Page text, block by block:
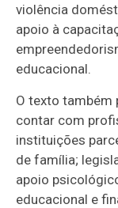
violência
apoio à
educacional.
O texto também
contar com
instituições
de família;
apoio
educacional e